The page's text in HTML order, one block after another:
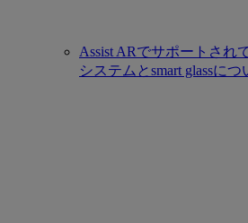
Assist ARでサポートされ
システムとsmart glassにつ